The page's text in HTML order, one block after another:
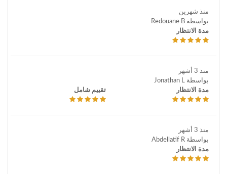
منذ شهرين
بواسطة Redouane B
مدة الانتظار
منذ 3 أشهر
بواسطة Jonathan L
مدة الانتظار
تقييم شامل
منذ 3 أشهر
بواسطة Abdellatif R
مدة الانتظار